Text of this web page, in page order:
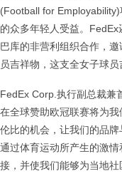
(Football for
的众多年轻人受益。
巴库的非营利组织合作，
员吉祥物，这支全女子球员
FedEx Corp.执行副总裁兼
在全球赞助欧冠联赛将为
伦比的机会，让我们的品
通过体育运动所产生的激
接，并使我们能够为当地社